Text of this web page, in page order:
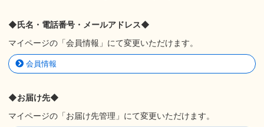
◆氏名・電話番号・メールアドレス◆
マイページの「会員情報」にて変更いただけます。
会員情報
◆お届け先◆
マイページの「お届け先管理」にて変更いただけます。